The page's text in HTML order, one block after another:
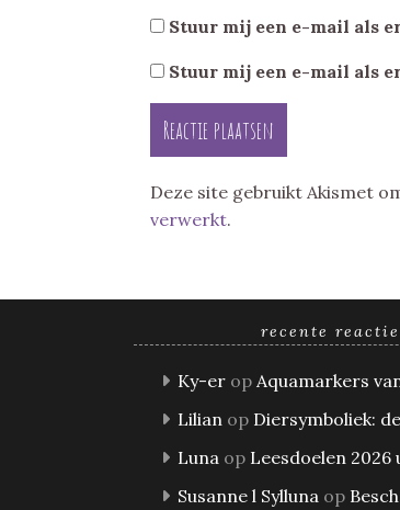
Stuur mij een e-mail als
Stuur mij een e-mail als
Deze site gebruikt Akismet
verwerkt.
recente
Ky-er op Aquamarkers
Lilian op Diersymboliek:
Luna op Leesdoelen 2026
Susanne l Sylluna op